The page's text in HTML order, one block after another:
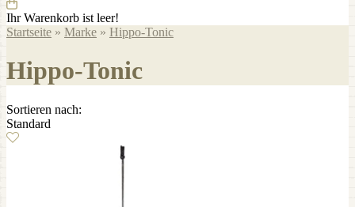
Ihr Warenkorb ist leer!
Startseite » Marke » Hippo-Tonic
Hippo-Tonic
Sortieren nach:
Standard